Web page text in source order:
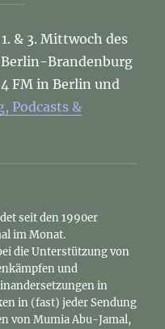
& 3. Mittwoch des
Brandenburg
FM in Berlin und
Podcasts &
seit den 1990er
im Monat.
die Unterstützung von
und
in
in (fast) jeder Sendung
von Mumia Abu-Jamal,